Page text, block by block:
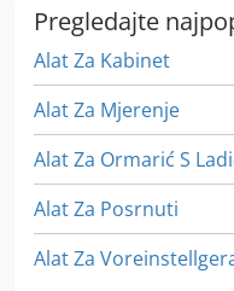
Pregledajte
Alat Za Kabinet
Alat Za Mjerenje
Alat Za Ormarić S
Alat Za Posrnuti
Alat Za